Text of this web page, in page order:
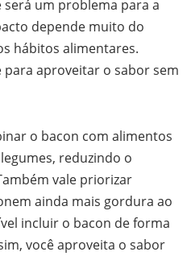
um problema para a
depende muito do
hábitos alimentares.
para aproveitar o sabor sem
o bacon com alimentos
reduzindo o
vale priorizar
ainda mais gordura ao
incluir o bacon de forma
você aproveita o sabor